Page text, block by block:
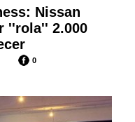
Nissan
''rola'' 2.000
0